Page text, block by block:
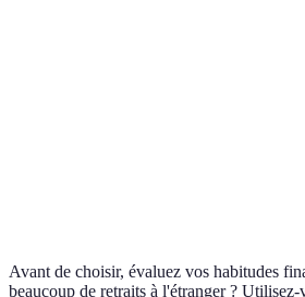
Avant de choisir, évaluez vos habitudes
beaucoup de retraits à l'étranger ?